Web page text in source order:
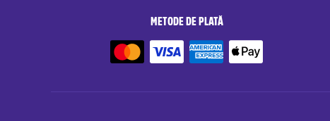
METODE DE PLATĂ